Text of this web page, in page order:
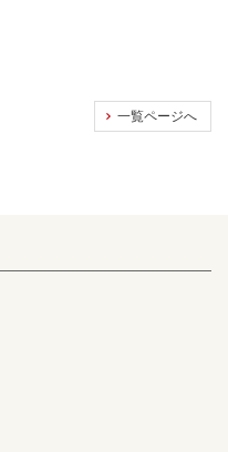
一覧ページへ